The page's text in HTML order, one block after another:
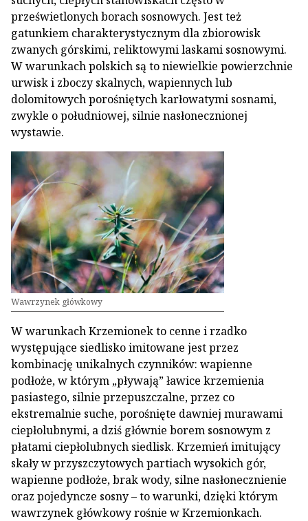
prześwietlonych borach sosnowych. Jest też
gatunkiem charakterystycznym dla zbiorowisk
zwanych górskimi, reliktowymi laskami sosnowymi.
W warunkach polskich są to niewielkie powierzchnie
urwisk i zboczy skalnych, wapiennych lub
dolomitowych porośniętych karłowatymi sosnami,
zwykle o południowej, silnie nasłonecznionej
wystawie.
Wawrzynek główkowy
W warunkach Krzemionek to cenne i rzadko
występujące siedlisko imitowane jest przez
kombinację unikalnych czynników: wapienne
podłoże, w którym „pływają” ławice krzemienia
pasiastego, silnie przepuszczalne, przez co
ekstremalnie suche, porośnięte dawniej murawami
ciepłolubnymi, a dziś głównie borem sosnowym z
płatami ciepłolubnych siedlisk. Krzemień imitujący
skały w przyszczytowych partiach wysokich gór,
wapienne podłoże, brak wody, silne nasłonecznienie
oraz pojedyncze sosny – to warunki, dzięki którym
wawrzynek główkowy rośnie w Krzemionkach.